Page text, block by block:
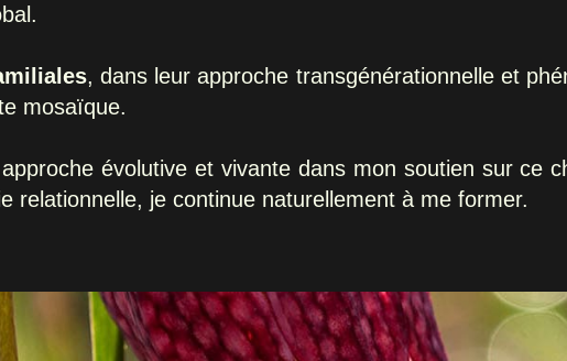
, dans leur approche transgénérationnelle et
mosaïque.
évolutive et vivante dans mon soutien sur ce
relationnelle, je continue naturellement à me former.